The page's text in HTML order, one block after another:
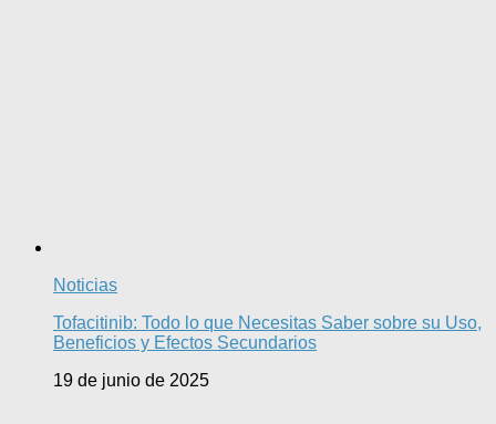
Noticias
Tofacitinib: Todo lo que Necesitas Saber sobre su Uso,
Beneficios y Efectos Secundarios
19 de junio de 2025